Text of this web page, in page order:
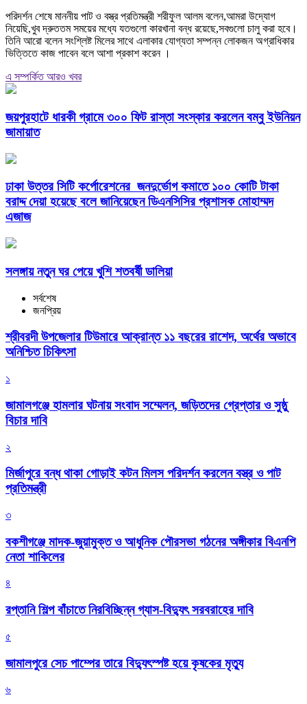
পরিদর্শন শেষে মাননীয় পাট ও বস্ত্র প্রতিমন্ত্রী শরীফুল আলম বলেন,আমরা উদ্যোগ
নিয়েছি,খুব দ্রুততম সময়ের মধ্যে যতগুলো কারখানা বন্ধ রয়েছে,সবগুলো চালু করা হবে।
তিনি আরো বলেন সংশ্লিষ্ট মিলের সাথে এলাকার যোগ্যতা সম্পন্ন লোকজন অগ্রাধিকার
ভিত্তিতে কাজ পাবেন বলে আশা প্রকাশ করেন ।
এ সম্পর্কিত আরও খবর
জয়পুরহাটে ধারকী গ্রামে ৩০০ ফিট রাস্তা সংস্কার করলেন বম্বু ইউনিয়ন
জামায়াত
ঢাকা উত্তর সিটি কর্পোরেশনের জনদুর্ভোগ কমাতে ১০০ কোটি টাকা
বরাদ্দ দেয়া হয়েছে বলে জানিয়েছেন ডিএনসিসির প্রশাসক মোহাম্মদ
এজাজ
সলঙ্গায় নতুন ঘর পেয়ে খুশি শতবর্ষী ডালিয়া
সর্বশেষ
জনপ্রিয়
শ্রীবরদী উপজেলার টিউমারে আক্রান্ত ১১ বছরের রাশেদ, অর্থের অভাবে
অনিশ্চিত চিকিৎসা
১
জামালগঞ্জে হামলার ঘটনায় সংবাদ সম্মেলন, জড়িতদের গ্রেপ্তার ও সুষ্ঠু
বিচার দাবি
২
মির্জাপুরে বন্ধ থাকা গোড়াই কটন মিলস পরিদর্শন করলেন বস্ত্র ও পাট
প্রতিমন্ত্রী
৩
বকশীগঞ্জে মাদক-জুয়ামুক্ত ও আধুনিক পৌরসভা গঠনের অঙ্গীকার বিএনপি
নেতা শাকিলের
৪
রপ্তানি শিল্প বাঁচাতে নিরবিচ্ছিন্ন গ্যাস-বিদ্যুৎ সরবরাহের দাবি
৫
জামালপুরে সেচ পাম্পের তারে বিদ্যুৎস্পষ্ট হয়ে কৃষকের মৃত্যু
৬